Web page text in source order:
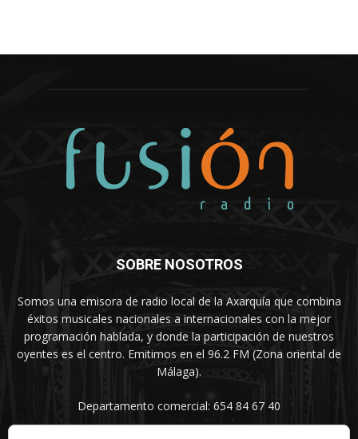
SOBRE NOSOTROS
Somos una emisora de radio local de la Axarquía que combina
éxitos musicales nacionales a internacionales con la mejor
programación hablada, y donde la participación de nuestros
oyentes es el centro. Emitimos en el 96.2 FM (Zona oriental de
Málaga).
Departamento comercial: 654 84 67 40